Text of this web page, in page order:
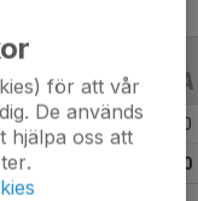
20 0 0
0
för att vår
De används
hjälpa oss att